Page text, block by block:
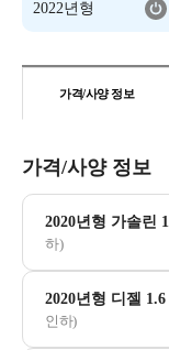
2022년형
가격/사양 정보
가격/사양 정보
2020년형 가솔린
하)
2020년형 디젤
인하)